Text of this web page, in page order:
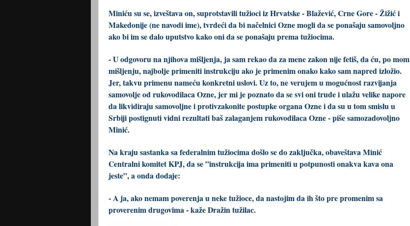
Miniću su se, izveštava on, suprotstavili tužioci iz Hrvatske - Blažević, Crne Gore - Žižić i
Makedonije (ne navodi ime), tvrdeći da bi načelnici Ozne mogli da se ponašaju samovoljno
ako bi im se dalo uputstvo kako oni da se ponašaju prema tužiocima.
- U odgovoru na njihova mišljenja, ja sam rekao da za mene zakon nije fetiš, da ću, po mom
mišljenju, najbolje primeniti instrukciju ako je primenim onako kako sam napred izložio.
Jer, takvu primenu nameću konkretni uslovi. Uz to, ne verujem u mogućnost razvijanja
samovolje od rukovodilaca Ozne, jer mi je poznato da se svi oni trude i ulažu velike napore
da likvidiraju samovoljne i protivzakonite postupke organa Ozne i da su u tom smislu u
Srbiji postignuti vidni rezultati baš zalaganjem rukovodilaca Ozne - piše samozadovoljno
Minić.
Na kraju sastanka sa federalnim tužiocima došlo se do zaključka, obaveštava Minić
Centralni komitet KPJ, da se ”instrukcija ima primeniti u potpunosti onakva kava ona
jeste”, a onda dodaje:
- A ja, ako nemam poverenja u neke tužioce, da nastojim da ih što pre promenim sa
proverenim drugovima - kaže Dražin tužilac.